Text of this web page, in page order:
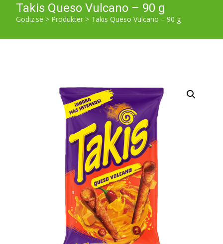
Takis Queso Vulcano – 90 g
Godiz.se > Produkter > Takis Queso Vulcano – 90 g